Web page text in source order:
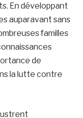
En développant
auparavant sans
familles
de
la lutte contre